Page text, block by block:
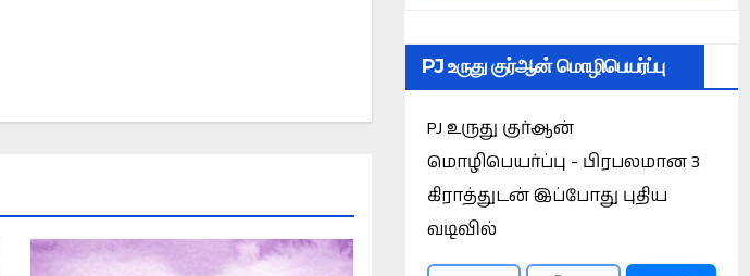
PJ உருது குர்ஆன் மொழிபெயர்ப்பு
PJ உருது குர்ஆன்
மொழிபெயர்ப்பு - பிரபலமான 3
கிராத்துடன் இப்போது புதிய
வடிவில்